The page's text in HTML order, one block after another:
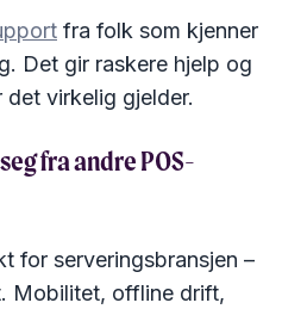
fra folk som kjenner
Det gir raskere hjelp og
virkelig gjelder.
fra andre POS-
for serveringsbransjen –
Mobilitet, offline drift,